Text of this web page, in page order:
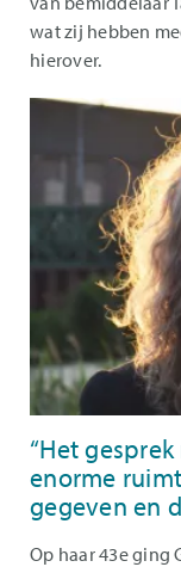
wat zij hebben
hierover.
“Het
enorme
gegeven en
Op haar 43e ging